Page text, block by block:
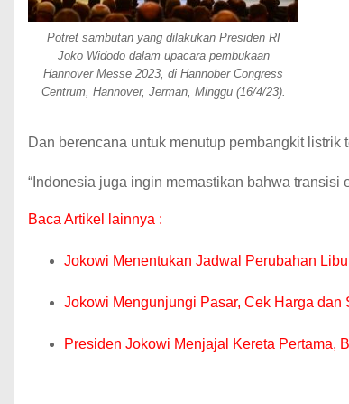
Potret sambutan yang dilakukan Presiden RI
Joko Widodo dalam upacara pembukaan
Hannover Messe 2023, di Hannober Congress
Centrum, Hannover, Jerman, Minggu (16/4/23).
Dan berencana untuk menutup pembangkit listrik
“Indonesia juga ingin memastikan bahwa
Baca Artikel lainnya :
Jokowi Menentukan Jadwal Perubahan
Jokowi Mengunjungi Pasar, Cek Harga
Presiden Jokowi Menjajal Kereta Pertama,